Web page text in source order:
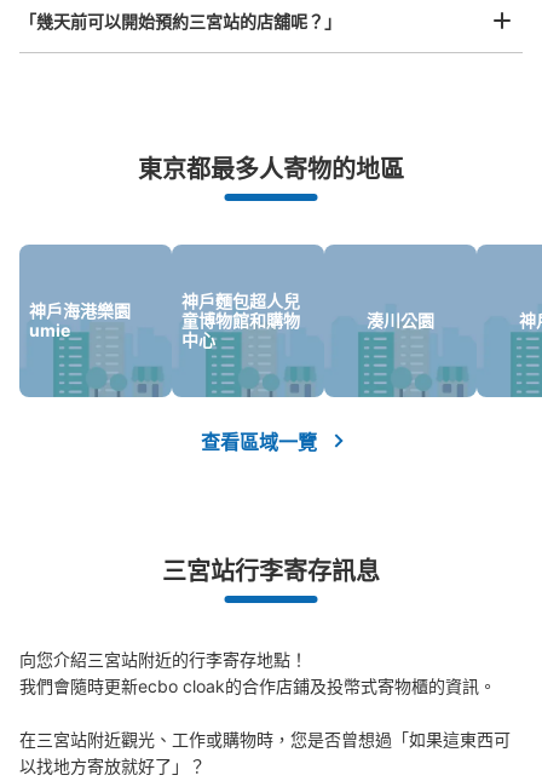
从JR三ノ宮駅站步行2分钟。
本日營業時間:04:40〜01:10
可保管的行李數
大的:10/ ¥700中等的:19/ ¥500小的:28/ ¥300
JR三ノ宮駅コインロッカー
本日營業時間:04:40〜01:10
JR東口改札を抜けたらまっすぐ右に進みコンコースを抜
け可能。
發生行李破損、被偷等狀況時安心有保障
「幾天前可以開始預約三宮站的店舖呢？」
東京都最多人寄物的地區
神戶海港樂園
umie
神戶麵包超人兒
童博物館和購物
中心
湊川公園 神
查看區域一覽
三宮站行李寄存訊息
向您介紹三宮站附近的行李寄存地點！
我們會隨時更新ecbo cloak的合作店鋪及投幣式寄物櫃的資訊。
在三宮站附近觀光、工作或購物時，您是否曾想過「如果這東西可
以找地方寄放就好了」？